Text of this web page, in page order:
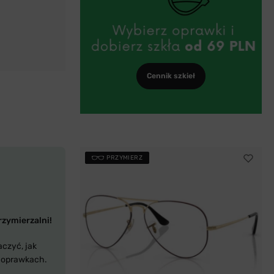
Cennik szkieł
jak
PRZYMIERZ